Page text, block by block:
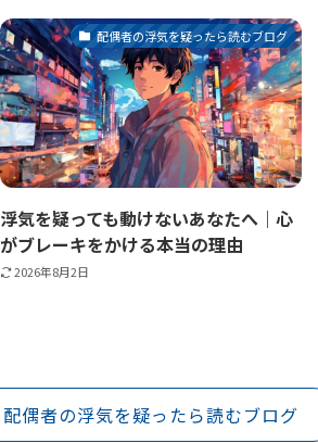
配偶者の浮気を疑ったら読むブログ
浮気を疑っても動けないあなたへ｜心
がブレーキをかける本当の理由
2026年8月2日
配偶者の浮気を疑ったら読むブログ